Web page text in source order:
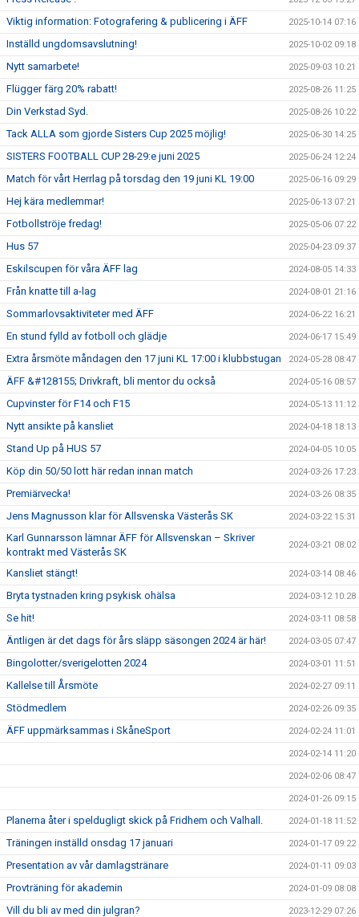
Viktig information: Fotografering & publicering i ÄFF 2025-10-14 07:16
Inställd ungdomsavslutning! 2025-10-02 09:18
Nytt samarbete! 2025-09-03 10:21
Flügger färg 20% rabatt! 2025-08-26 11:25
Din Verkstad Syd. 2025-08-26 10:22
Tack ALLA som gjorde Sisters Cup 2025 möjlig! 2025-06-30 14:25
SISTERS FOOTBALL CUP 28-29:e juni 2025 2025-06-24 12:24
Match för vårt Herrlag på torsdag den 19 juni KL 19:00 2025-06-16 09:29
Hej kära medlemmar! 2025-06-13 07:21
Fotbollströje fredag! 2025-05-06 07:22
Hus 57 2025-04-23 09:37
Eskilscupen för våra ÄFF lag 2024-08-05 14:33
Från knatte till a-lag 2024-08-01 21:16
Sommarlovsaktiviteter med ÄFF 2024-06-22 16:21
En stund fylld av fotboll och glädje 2024-06-17 15:49
Extra årsmöte måndagen den 17 juni KL 17:00 i klubbstugan 2024-05-28 08:47
ÄFF &#128155; Drivkraft, bli mentor du också 2024-05-16 08:57
Cupvinster för F14 och F15 2024-05-13 11:12
Nytt ansikte på kansliet 2024-04-18 18:13
Stand Up på HUS 57 2024-04-05 10:05
Köp din 50/50 lott här redan innan match 2024-03-26 17:23
Premiärvecka! 2024-03-26 08:35
Jens Magnusson klar för Allsvenska Västerås SK 2024-03-22 15:31
Karl Gunnarsson lämnar ÄFF för Allsvenskan – Skriver
kontrakt med Västerås SK
2024-03-21 08:02
Kansliet stängt! 2024-03-14 08:46
Bryta tystnaden kring psykisk ohälsa 2024-03-12 10:28
Se hit! 2024-03-11 08:58
Äntligen är det dags för års släpp säsongen 2024 är här! 2024-03-05 07:47
Bingolotter/sverigelotten 2024 2024-03-01 11:51
Kallelse till Årsmöte 2024-02-27 09:11
Stödmedlem 2024-02-26 09:35
ÄFF uppmärksammas i SkåneSport 2024-02-24 11:01
2024-02-14 11:20
2024-02-06 08:47
2024-01-26 09:15
Planerna åter i speldugligt skick på Fridhem och Valhall. 2024-01-18 11:52
Träningen inställd onsdag 17 januari 2024-01-17 09:22
Presentation av vår damlagstränare 2024-01-11 09:03
Provträning för akademin 2024-01-09 08:08
Vill du bli av med din julgran? 2023-12-29 07:26